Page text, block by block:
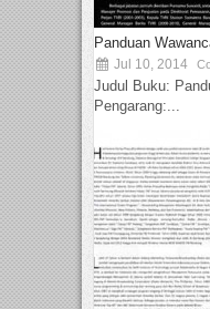
Panduan
Jul 10, 2014
Judul Buku:
Pengarang:...